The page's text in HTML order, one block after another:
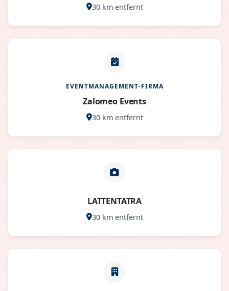
30 km entfernt
EVENTMANAGEMENT-FIRMA
Zalomeo Events
30 km entfernt
LATTENTATRA
30 km entfernt